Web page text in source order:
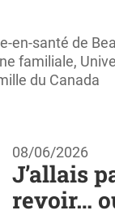
en-santé de
familiale,
du Canada
08/06/2026
J’allais
revoir…